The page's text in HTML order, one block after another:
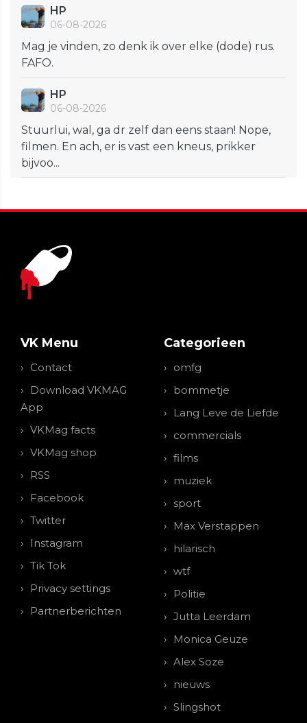
HP
06-08-2026
Mag je vinden, zo denk ik over elke (dode) rus.
FAFO.
HP
06-08-2026
Stuurlui, wal, ga dr zelf dan eens staan! Nope,
filmen. En ach, er is vast een kneus, prikker
bijvoo...
VK Menu
Contact
Download VKMAG
App
VKMag facts
VKMag shop
RSS
Facebook
Twitter
Instagram
Tik Tok
Privacy settings
Partnerberichten
Categorieen
omfg
bommetje
Lang Leve de Liefde
commercials
films
muziek
sport
Max Verstappen
hilarisch
wtf
Politie
Jutta Leerdam
Monica Geuze
Alex Soze
nieuws
Slingshot